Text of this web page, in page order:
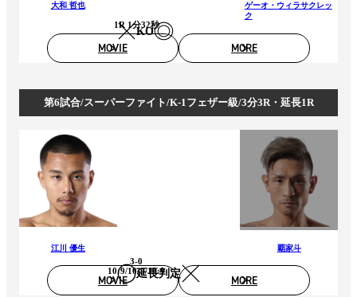
大和 哲也
KO
1R 1分32秒
ゲーオ・ウィラサクレッ
ク
MOVIE MORE
第6試合/スーパーファイト/K-1フェザー級/3分3R・延長1R
江川 優生
延長判定
3-0
10:9/10:9/10:9
覇家斗
MOVIE MORE